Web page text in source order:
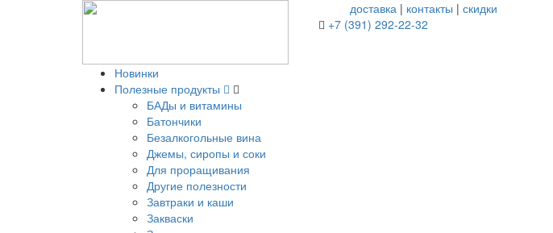
доставка | контакты |скидки
+7 (391) 292-22-32
Новинки
Полезные продукты
БАДы и витамины
Батончики
Безалкогольные вина
Джемы, сиропы и соки
Для проращивания
Другие полезности
Завтраки и каши
Закваски